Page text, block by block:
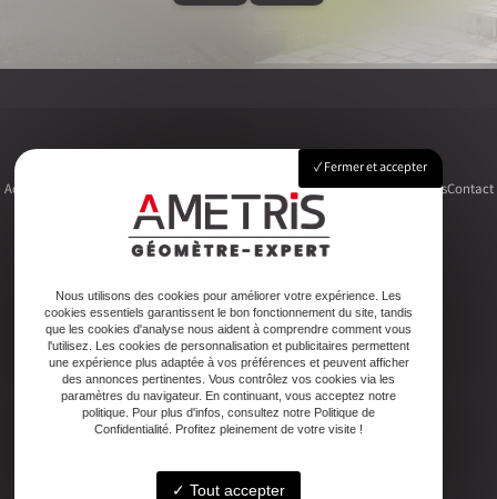
Accueil FoncierUrbanismeCopropriété TopographieAutres activitésContact
Adresse
2ter Cour Xavier Moreau, 33720 Podensac
Téléphone
05 56 27 26 08
Email
Fermer et accepter
Nous utilisons des cookies pour améliorer votre expérience. Les
cookies essentiels garantissent le bon fonctionnement du site, tandis
que les cookies d'analyse nous aident à comprendre comment vous
l'utilisez. Les cookies de personnalisation et publicitaires permettent
une expérience plus adaptée à vos préférences et peuvent afficher
des annonces pertinentes. Vous contrôlez vos cookies via les
paramètres du navigateur. En continuant, vous acceptez notre
politique. Pour plus d'infos, consultez notre Politique de
Confidentialité. Profitez pleinement de votre visite !
Tout accepter